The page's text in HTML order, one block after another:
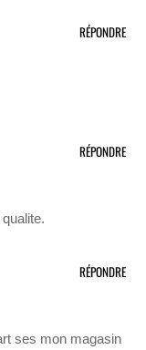
RÉPONDRE
RÉPONDRE
ses mon magasin
RÉPONDRE